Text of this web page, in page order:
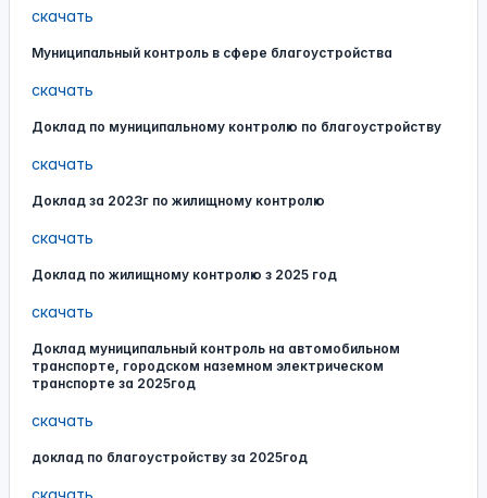
скачать
Муниципальный контроль в сфере благоустройства
скачать
Доклад по муниципальному контролю по благоустройству
скачать
Доклад за 2023г по жилищному контролю
скачать
Доклад по жилищному контролю з 2025 год
скачать
Доклад муниципальный контроль на автомобильном
транспорте, городском наземном электрическом
транспорте за 2025год
скачать
доклад по благоустройству за 2025год
скачать